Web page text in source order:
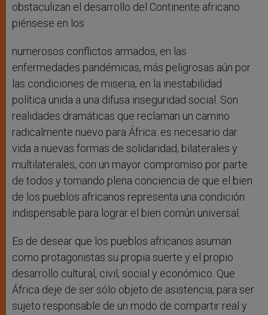
obstaculizan el desarrollo del Continente africano:
piénsese en los
numerosos conflictos armados, en las
enfermedades pandémicas, más peligrosas aún por
las condiciones de miseria, en la inestabilidad
política unida a una difusa inseguridad social. Son
realidades dramáticas que reclaman un camino
radicalmente nuevo para África: es necesario dar
vida a nuevas formas de solidaridad, bilaterales y
multilaterales, con un mayor compromiso por parte
de todos y tomando plena conciencia de que el bien
de los pueblos africanos representa una condición
indispensable para lograr el bien común universal.
Es de desear que los pueblos africanos asuman
como protagonistas su propia suerte y el propio
desarrollo cultural, civil, social y económico. Que
África deje de ser sólo objeto de asistencia, para ser
sujeto responsable de un modo de compartir real y